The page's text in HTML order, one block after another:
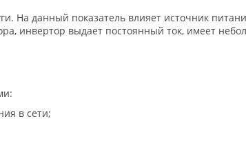
На данный показатель влияет источник
инвертор выдает постоянный ток, имеет
в сети;